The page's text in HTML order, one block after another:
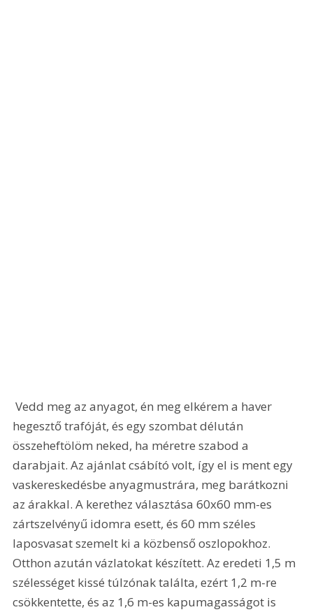
Vedd meg az anyagot, én meg elkérem a haver
hegesztő trafóját, és egy szombat délután
összeheftölöm neked, ha méretre szabod a
darabjait. Az ajánlat csábító volt, így el is ment egy
vaskereskedésbe anyagmustrára, meg barátkozni
az árakkal. A kerethez választása 60x60 mm-es
zártszelvényű idomra esett, és 60 mm széles
laposvasat szemelt ki a közbenső oszlopokhoz.
Otthon azután vázlatokat készített. Az eredeti 1,5 m
szélességet kissé túlzónak találta, ezért 1,2 m-re
csökkentette, és az 1,6 m-es kapumagasságot is